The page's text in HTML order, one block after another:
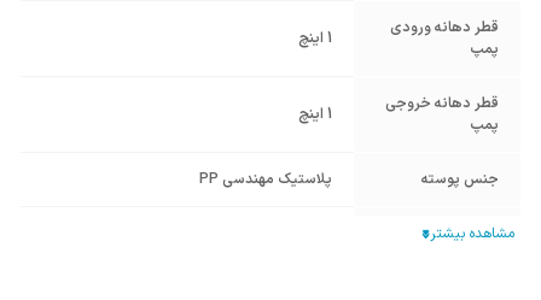
قطر دهانه ورودی
پمپ
1 اینچ
قطر دهانه خروجی
پمپ
1 اینچ
جنس پوسته پلاستیک مهندسی PP
جنس پروانه